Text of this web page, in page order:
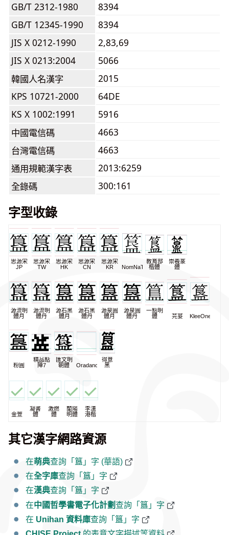
GB/T 2312-1980
8394
GB/T 12345-1990
8394
JIS X 0212-1990
2,83,69
JIS X 0213:2004
5066
韓國人名漢字
2015
KPS 10721-2000
64DE
KS X 1002:1991
5916
中國電信碼
4663
台灣電信碼
4663
通用規範漢字表
2013:6259
全錄碼
300:161
字型收錄
思源宋
JP
思源宋
TW
思源宋
HK
思源宋
CN
思源宋
KR
NomNaTong
教育部
楷體
崇羲篆
體
源流明
體月
源流明
體丹
源石黑
體月
源石黑
體丹
源泉圓
體月
源泉圓
體丹
一點明
體
芫荽 KleeOne
粉圓
精品點
陣7
匯文明
朝體
Oradano
得意
黑
金萱
凝書
體
激燃
體
蘭陽
明體
李漢
港楷
其它漢字網路資源
在萌典查詢「簋」字 (華語)
在全字庫查詢「簋」字
在漢典查詢「簋」字
在中國哲學書電子化計劃查詢「簋」字
在 Unihan 資料庫查詢「簋」字